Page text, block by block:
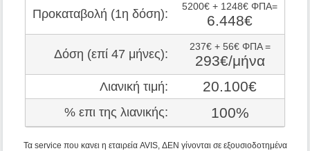
Προκαταβολή (1η δόση):
5200€ + 1248€ ΦΠΑ=
6.448€
Δόση (επί 47 μήνες):
237€ + 56€ ΦΠΑ =
293€/μήνα
Λιανική τιμή: 20.100€
% επι της λιανικής: 100%
Τα service που κανει η εταιρεία AVIS, ΔΕΝ γίνονται σε εξουσιοδοτημένα